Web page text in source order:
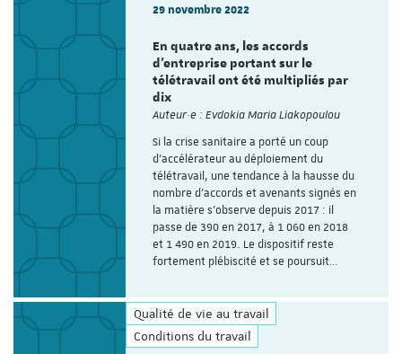
29 novembre 2022
En quatre ans, les accords
d'entreprise portant sur le
télétravail ont été multipliés par
dix
Auteur·e : Evdokia Maria Liakopoulou
Si la crise sanitaire a porté un coup
d’accélérateur au déploiement du
télétravail, une tendance à la hausse du
nombre d’accords et avenants signés en
la matière s’observe depuis 2017 : il
passe de 390 en 2017, à 1 060 en 2018
et 1 490 en 2019. Le dispositif reste
fortement plébiscité et se poursuit…
Qualité de vie au travail
Conditions du travail